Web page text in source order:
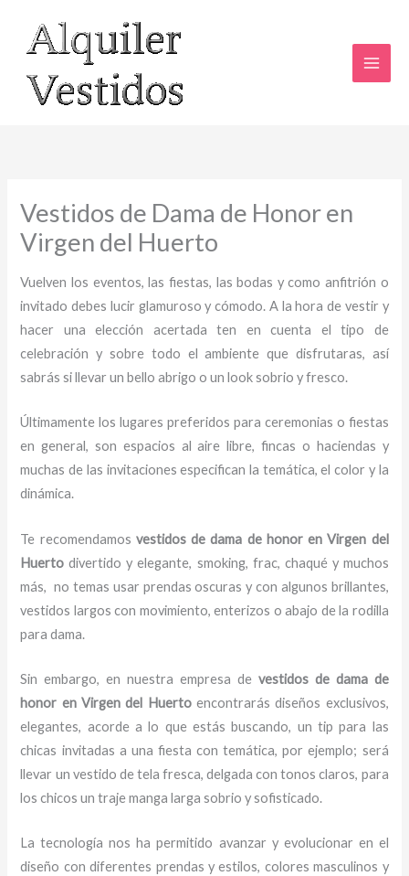
contenido
Vestidos de Dama de Honor en
Virgen del Huerto
Vuelven los eventos, las fiestas, las bodas y como anfitrión o
invitado debes lucir glamuroso y cómodo. A la hora de vestir y
hacer una elección acertada ten en cuenta el tipo de
celebración y sobre todo el ambiente que disfrutaras, así
sabrás si llevar un bello abrigo o un look sobrio y fresco.
Últimamente los lugares preferidos para ceremonias o fiestas
en general, son espacios al aire libre, fincas o haciendas y
muchas de las invitaciones especifican la temática, el color y la
dinámica.
Te recomendamos vestidos de dama de honoren Virgen del
Huertodivertido y elegante, smoking, frac, chaqué y muchos
más, no temas usar prendas oscuras y con algunos brillantes,
vestidos largos con movimiento, enterizos o abajo de la rodilla
para dama.
Sin embargo, en nuestra empresa de vestidos de dama de
honor en Virgen del Huerto encontrarás diseños exclusivos,
elegantes, acorde a lo que estás buscando, un tip para las
chicas invitadas a una fiesta con temática, por ejemplo; será
llevar un vestido de tela fresca, delgada con tonos claros, para
los chicos un traje manga larga sobrio y sofisticado.
La tecnología nos ha permitido avanzar y evolucionar en el
diseño con diferentes prendas y estilos, colores masculinos y